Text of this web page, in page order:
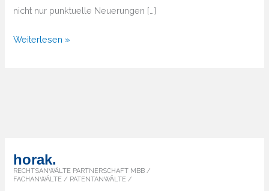
nicht nur punktuelle Neuerungen […]
Markenrecht
Sie
Ihre
Marke
Weiterlesen »
horak.
RECHTSANWÄLTE PARTNERSCHAFT MBB /
FACHANWÄLTE / PATENTANWÄLTE /